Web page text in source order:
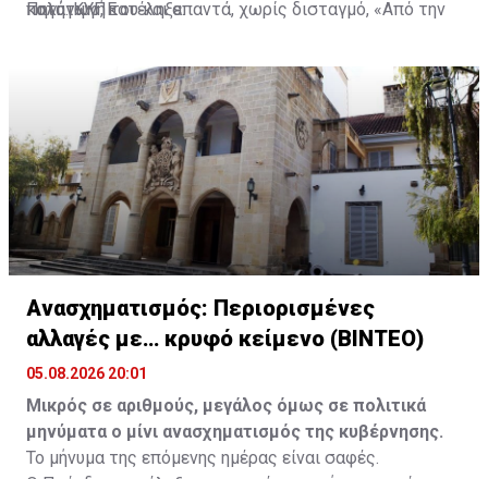
καταγωγή του και απαντά, χωρίς δισταγμό, «Από την
πολύτιμο, κατέληξε.
Πηγή: ΚΥΠΕ
Ανασχηματισμός: Περιορισμένες
αλλαγές με… κρυφό κείμενο (ΒΙΝΤΕΟ)
05.08.2026 20:01
Μικρός σε αριθμούς, μεγάλος όμως σε πολιτικά
μηνύματα ο μίνι ανασχηματισμός της κυβέρνησης.
Το μήνυμα της επόμενης ημέρας είναι σαφές.